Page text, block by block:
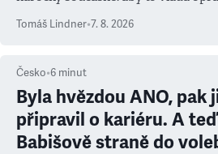
prioritu
Tomáš Lindner•7. 8. 2026
Česko•6 minut
Byla hvězdou ANO, pak
připravil o kariéru. A
Babišově straně do